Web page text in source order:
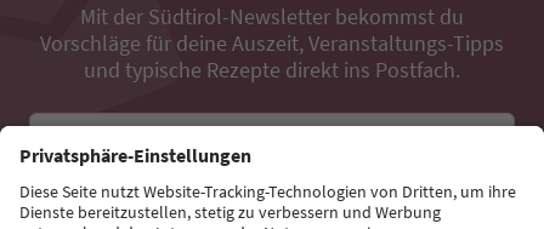
Mit der Südtirol-Newsletter bekommst du
Vorschläge für deine Auszeit, Veranstaltungs-Tipps
und typische Rezepte direkt ins Postfach.